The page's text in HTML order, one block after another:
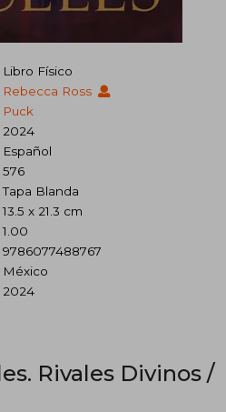
Libro Físico
Rebecca Ross
Puck
2024
Español
576
Tapa Blanda
13.5 x 21.3 cm
1.00
9786077488767
México
2024
Rivales Divinos /